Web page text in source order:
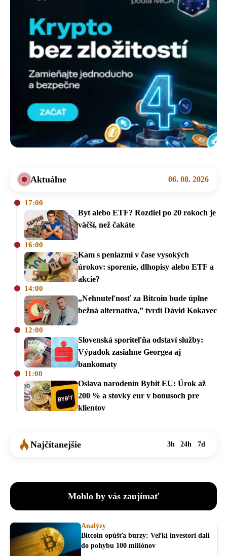
Aktuálne 06. 08. 2026
17:00
Byt alebo ETF? Rozdiel po 20 rokoch je
väčší, než čakáte
16:00
Kam s peniazmi v čase vysokých
úrokov: sporenie, dlhopisy alebo ETF a
akcie?
14:00
„Nehnuteľnosť za Bitcoin bude úplne
bežná alternatíva,” tvrdí Dávid Kokavec
12:00
Slovenská sporiteľňa odstaví služby:
Výpadok zasiahne Georgea aj
bankomaty
11:00
Oslava narodenín Bybit EU: Úrok až
200 % a stovky eur v bonusoch pre
klientov
Najčítanejšie 3h 24h 7d
Mohlo by vás zaujímať
Analýzy
Bitcoin opúšťa burzy: Veľkí investori dali
do pohybu 100 miliónov